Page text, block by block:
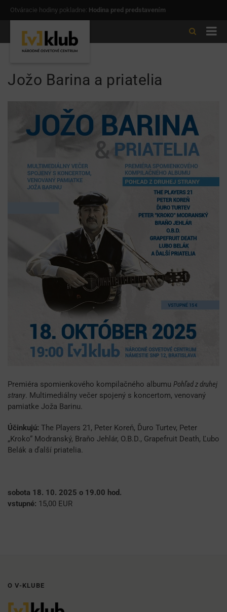
Otváracie hodiny pokladne: Hodina pred predstavením
Jožo Barina a priatelia
Premiéra spomienkového kompilačného albumu Pohľad z druhej
strany . Multimediálny večer spojený s koncertom, venovaný
pamiatke Joža Barinu.
Účinkujú: The Players 21, Peter Koreň, Ďuro Turtev, Peter
„Kroko“ Modranský, Braňo Jehlár, O.B.D., Grapefruit Death, Ľubo
Belák a ďalší priatelia.
sobota 18. 10. 2025 o 19.00 hod.
vstupné: 15,00 EUR
O V-KLUBE